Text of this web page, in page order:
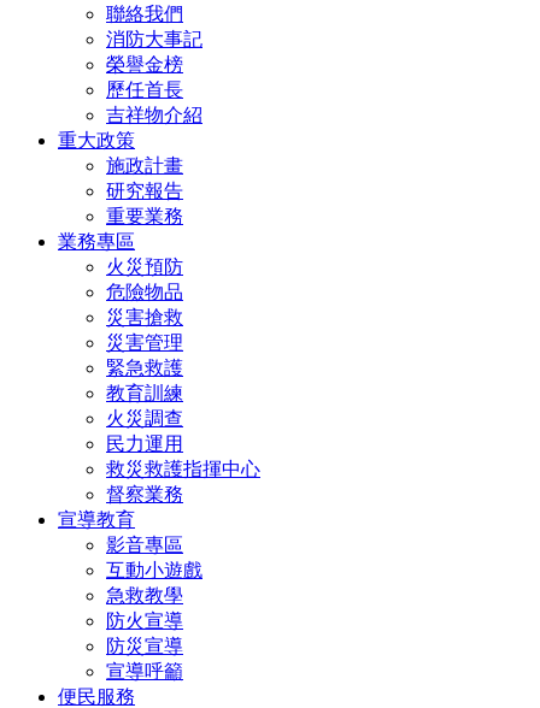
聯絡我們
消防大事記
榮譽金榜
歷任首長
吉祥物介紹
重大政策
施政計畫
研究報告
重要業務
業務專區
火災預防
危險物品
災害搶救
災害管理
緊急救護
教育訓練
火災調查
民力運用
救災救護指揮中心
督察業務
宣導教育
影音專區
互動小遊戲
急救教學
防火宣導
防災宣導
宣導呼籲
便民服務